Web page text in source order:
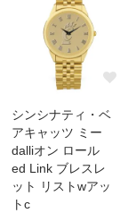
シンシナティ・ベ
アキャッツ ミー
dalliオン ロール
ed Link ブレスレ
ット リストwアッ
トc